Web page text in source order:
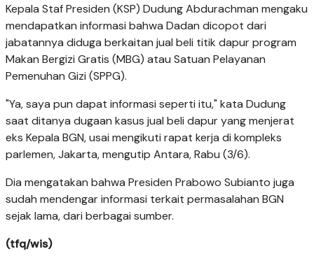
Kepala Staf Presiden (KSP) Dudung Abdurachman mengaku
mendapatkan informasi bahwa Dadan dicopot dari
jabatannya diduga berkaitan jual beli titik dapur program
Makan Bergizi Gratis (MBG) atau Satuan Pelayanan
Pemenuhan Gizi (SPPG).
"Ya, saya pun dapat informasi seperti itu," kata Dudung
saat ditanya dugaan kasus jual beli dapur yang menjerat
eks Kepala BGN, usai mengikuti rapat kerja di kompleks
parlemen, Jakarta, mengutip Antara, Rabu (3/6).
Dia mengatakan bahwa Presiden Prabowo Subianto juga
sudah mendengar informasi terkait permasalahan BGN
sejak lama, dari berbagai sumber.
(tfq/wis)